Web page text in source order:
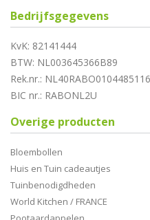
Bedrijfsgegevens
KvK: 82141444
BTW: NL003645366B89
Rek.nr.: NL40RABO0104485116
BIC nr.: RABONL2U
Overige producten
Bloembollen
Huis en Tuin cadeautjes
Tuinbenodigdheden
World Kitchen / FRANCE